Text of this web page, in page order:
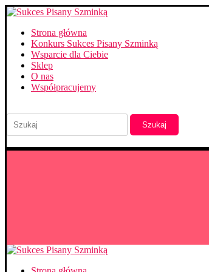
Strona główna
Konkurs Sukces Pisany Szminką
Wsparcie dla Ciebie
Sklep
O nas
Współpracujemy
Szukaj